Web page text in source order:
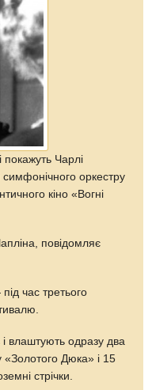
покажуть Чарлі
оркестру
кіно «Вогні
повідомляє
час третього
влаштують одразу два
«Золотого Дюка» і 15
стрічки.